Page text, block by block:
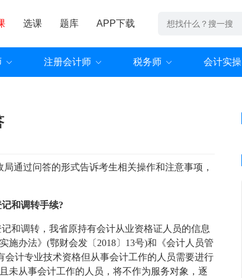
选课 题库 APP下载
注册会计师 税务师 会计实操
通过问答的形式告诉考生相关操作和注意事项，
和调转手续?
和调转，我省原持有会计从业资格证人员的信息
施办法》(鄂财会发〔2018〕13号)和《会计人员管
会计专业技术资格但从事会计工作的人员需要进行
未从事会计工作的人员，将不作为服务对象，逐